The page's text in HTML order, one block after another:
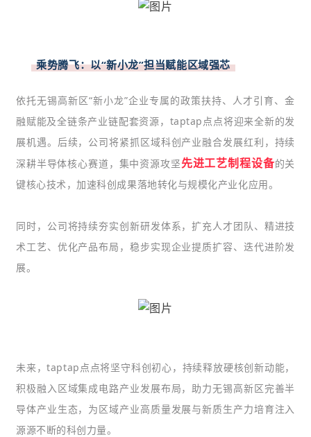
乘势腾飞：以“新小龙”担当赋能区域强芯
依托无锡高新区“新小龙”企业专属的政策扶持、人才引育、金
融赋能及全链条产业链配套资源，taptap点点将迎来全新的发
展机遇。后续，公司将紧抓区域科创产业融合发展红利，持续
深耕半导体核心赛道，集中资源攻坚先进工艺制程设备的关
键核心技术，加速科创成果落地转化与规模化产业化应用。
同时，公司将持续夯实创新研发体系，扩充人才团队、精进技
术工艺、优化产品布局，稳步实现企业提质扩容、迭代进阶发
展。
未来，taptap点点将坚守科创初心，持续释放硬核创新动能，
积极融入区域集成电路产业发展布局，助力无锡高新区完善半
导体产业生态，为区域产业高质量发展与新质生产力培育注入
源源不断的科创力量。